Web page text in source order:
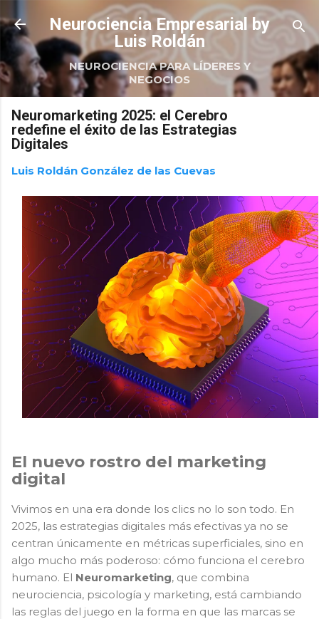
Ir al contenido principal
Neurociencia Empresarial by
Luis Roldán
NEUROCIENCIA PARA LÍDERES Y
NEGOCIOS
Neuromarketing 2025: el Cerebro
redefine el éxito de las Estrategias
Digitales
Luis Roldán González de las Cuevas
El nuevo rostro del marketing
digital
Vivimos en una era donde los clics no lo son todo. En
2025, las estrategias digitales más efectivas ya no se
centran únicamente en métricas superficiales, sino en
algo mucho más poderoso: cómo funciona el cerebro
humano. El Neuromarketing, que combina
neurociencia, psicología y marketing, está cambiando
las reglas del juego en la forma en que las marcas se